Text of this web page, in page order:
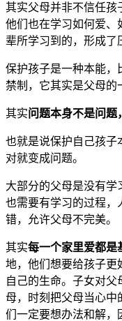
其实父母并非不信任孩
他们也在学习如何爱、
辈所学习到的，形成了
保护孩子是一种本能，
禁制，它其实是父母的
其实问题本身不是问题
也就是说保护自己孩子
对就变成问题。
大部分的父母是没有学
也需要有学习的过程，
错，允许父母不完美。
其实每一个家里爱都是
地，他们想要给孩子更
自己的生命。子女对
母，时刻把父母当心
们一定要想办法和解，